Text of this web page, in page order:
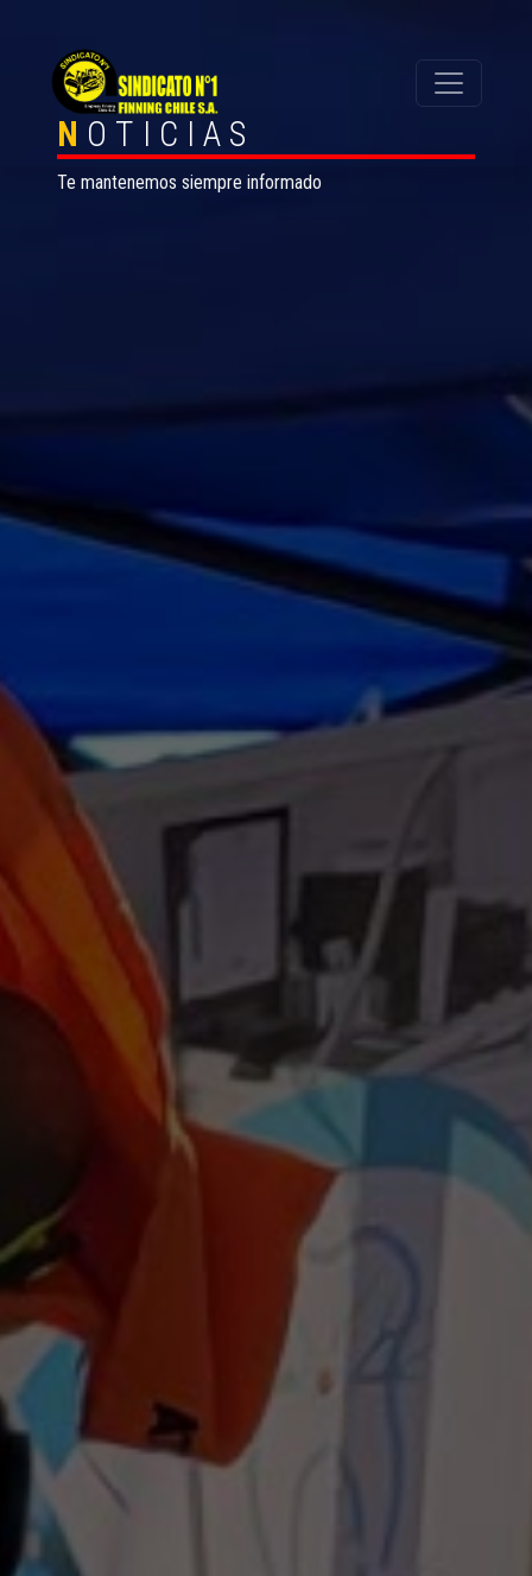
N OTICIAS
Te mantenemos siempre informado